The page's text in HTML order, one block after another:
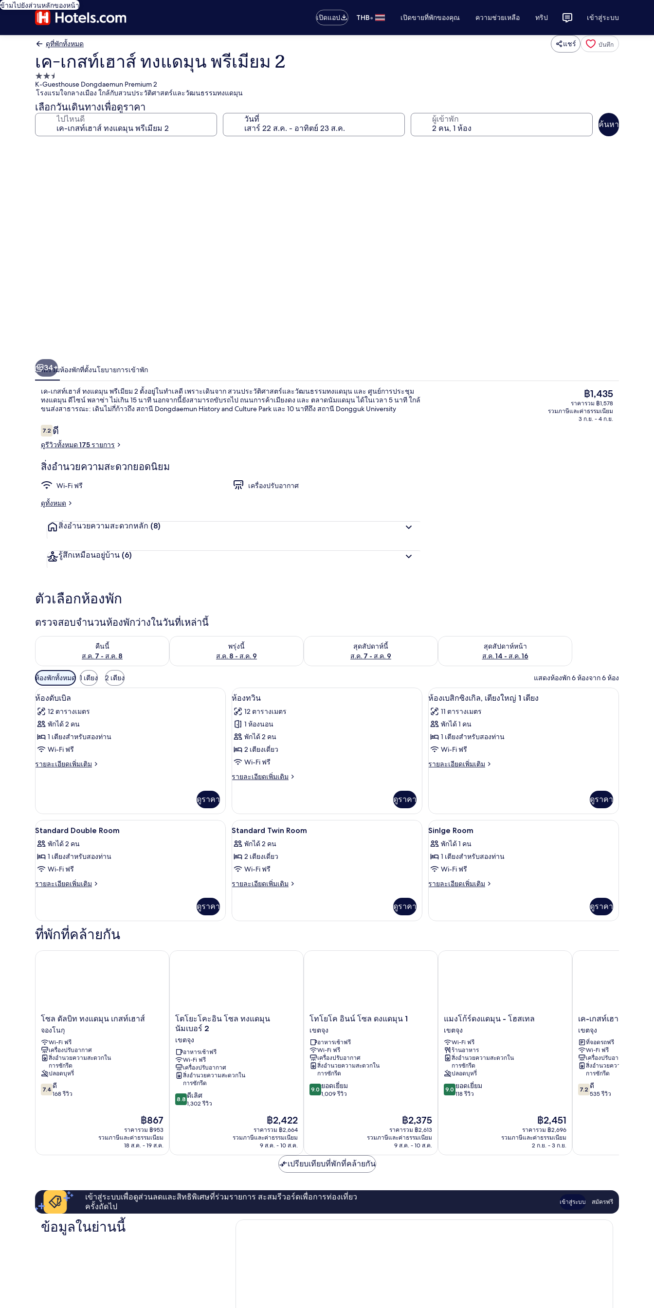
ข้ามไปยังส่วนหลักของหน้า
เปิดแอป
THB• เปิดขายที่พักของคุณ ความช่วยเหลือ ทริป เข้าสู่ระบบ
ดูที่พักทั้งหมด แชร์ บันทึก
เค-เกสท์เฮาส์ ทงแดมุน พรีเมียม 2
ที่พัก
2.5
ดาว
K-Guesthouse Dongdaemun Premium 2
โรงแรมใจกลางเมือง ใกล้กับสวนประวัติศาสตร์และวัฒนธรรมทงแดมุน
เลือกวันเดินทางเพื่อดูราคา
ไปไหนดี วันที่ ผู้เข้าพัก
ค้นหา
34+
ภาพรวมห้องพักที่ตั้งนโยบายการเข้าพัก
เค-เกสท์เฮาส์ ทงแดมุน พรีเมียม 2 ตั้งอยู่ในทำเลดี เพราะเดินจาก สวนประวัติศาสตร์และวัฒนธรรมทงแดมุน และ ศูนย์การประชุม
ทงแดมุน ดีไซน์ พลาซ่า ไม่เกิน 15 นาที นอกจากนี้ยังสามารถขับรถไป ถนนการค้าเมียงดง และ ตลาดนัมแดมุน ได้ในเวลา 5 นาที ใกล้
ขนส่งสาธารณะ: เดินไม่กี่ก้าวถึง สถานี Dongdaemun History and Culture Park และ 10 นาทีถึง สถานี Dongguk University
รีวิว
7.27.2 จาก 10
ดี
ดูรีวิวทั้งหมด 175 รายการ
สิ่งอำนวยความสะดวกยอดนิยม
Wi-Fi ฟรี
เครื่องปรับอากาศ
ดูทั้งหมด
สิ่งอำนวยความสะดวกหลัก (8)
รู้สึกเหมือนอยู่บ้าน (6)
ราคา
ปัจจุบัน
฿1,435
฿1,435
ราคารวม ฿1,578
รวมภาษีและค่าธรรมเนียม
3 ก.ย. - 4 ก.ย.
ตัวเลือกห้องพัก
ตรวจสอบจำนวนห้องพักว่างในวันที่เหล่านี้
คืนนี้
ส.ค. 7 - ส.ค. 8
ตรวจสอบจำนวนห้องพักว่างในคืนนี้ ส.ค. 7 - ส.ค. 8
พรุ่งนี้
ส.ค. 8 - ส.ค. 9
ตรวจสอบจำนวนห้องพักว่างในพรุ่งนี้ ส.ค. 8 - ส.ค. 9
สุดสัปดาห์นี้
ส.ค. 7 - ส.ค. 9
ตรวจสอบจำนวนห้องพักว่างในสุดสัปดาห์นี้ ส.ค. 7 - ส.ค. 9สุดสัปดาห์หน้า
ส.ค. 14 - ส.ค. 16
ตรวจสอบจำนวนห้องพักว่างในสุดสัปดาห์หน้า ส.ค. 14 - ส.ค. 16
ตัว
กรอง
ที่
มี
ให้
สำหรับ
ห้อง
พัก
ห้องพักทั้งหมด 1 เตียง 2 เตียง แสดงห้องพัก 6 ห้องจาก 6 ห้อง
เปิด
ภาพถ่าย
ทั้งหมด
ของ
ห้อง
ดับเบิล
ห้องดับเบิล | ผ้าม่านกันแสง, ห้องเก็บเสียง, เตารีด/โต๊ะรีดผ้า, Wi-Fi ฟรี
8
ห้องดับเบิล
12 ตารางเมตร
พักได้ 2 คน
1 เตียงสำหรับสองท่าน
Wi-Fi ฟรี
รายละเอียดเพิ่มเติม
ราย
กับ
ห้อง
ดับเบิล
ดูราคา
เปิด
ภาพถ่าย
ทั้งหมด
ของ
ห้อง
ทวิน
ห้องทวิน | ผ้าม่านกันแสง, ห้องเก็บเสียง, เตารีด/โต๊ะรีดผ้า, Wi-Fi ฟรี
6
ห้องทวิน
12 ตารางเมตร
1 ห้องนอน
พักได้ 2 คน
2 เตียงเดี่ยว
Wi-Fi ฟรี
รายละเอียดเพิ่มเติม
ราย
เกี่ยว
กับ
ห้อง
น
ดูราคา
เปิด
ภาพถ่าย
ทั้งหมด
ของ
ห้อง
เบสิ
เตียง
ใหญ่
1
เตียง
ห้องเบสิกซิงเกิล, เตียงใหญ่ 1 เตียง | ผ้าม่านกั
3
ห้องเบสิกซิงเกิล, เตียงใหญ่ 1 เตียง
11 ตารางเมตร
พักได้ 1 คน
1 เตียงสำหรับสองท่าน
Wi-Fi ฟรี
รายละเอียดเพิ่มเติม
ราย
กับ
ห้อง
เบสิ
ก
ซิงเกิล,
ใหญ่
ดูราคา
เปิด
ภาพถ่าย
ทั้งหมด
ของ
Standard
ผ้าม่านกันแสง, ห้องเก็บเสียง, เตารีด/โต๊ะรีดผ้า, Wi-Fi ฟรี
10
Standard Double Room
พักได้ 2 คน
1 เตียงสำหรับสองท่าน
Wi-Fi ฟรี
รายละเอียดเพิ่มเติม
ราย
เกี่ยว
กับ
Standard
Room
ดูราคา
เปิด
ภาพถ่าย
ทั้งหมด
ของ
Standard
ผ้าม่านกันแสง, ห้องเก็บเสียง, เตารีด/โต๊ะรีดผ้า, Wi-Fi ฟรี
15
Standard Twin Room
พักได้ 2 คน
2 เตียงเดี่ยว
Wi-Fi ฟรี
รายละเอียดเพิ่มเติม
ราย
เกี่ยว
Room
ดูราคา
เปิด
ภาพถ่าย
ทั้งหมด
ของ
Sinlge
ผ้าม่านกันแสง, ห้องเก็บเสียง, เตารีด/โต๊ะรีดผ้า
3
Sinlge Room
พักได้ 1 คน
1 เตียงสำหรับสองท่าน
Wi-Fi ฟรี
รายละเอียดเพิ่มเติม
ราย
เกี่ยว
ดูราคา
ที่พักที่คล้ายกัน
โซล
บิท
ทง
แด
มุน
เกส
ท์
เฮา
ส์
โซล ดัลบิท ทงแดมุน เกสท์เฮาส์
จองโนกุ
Wi-Fi ฟรี
เครื่องปรับอากาศ
สิ่งอำนวยความสะดวกใน
การซักรีด
ปลอดบุหรี่
7.4
จาก
7.4 ดี
168 รีวิว
ราคา
ปัจจุบัน
คือ
฿867
฿867
ราคารวม ฿953
รวมภาษีและค่าธรรมเนียม
18 ส.ค. - 19 ส.ค.
โซล ดัลบิท ทงแดมุน เกสท์เฮาส์
โต
โยะ
อิน
โซล
ทง
แด
มุน
นัมเบอร์
2
เขต
โตโยะโคะอิน โซล ทงแดมุน
นัมเบอร์ 2
เขตจุง
อาหารเช้าฟรี
Wi-Fi ฟรี
เครื่องปรับอากาศ
สิ่งอำนวยความสะดวกใน
การซักรีด
8.8
จาก
8.8 ดีเลิศ
1,302 รีวิว
ราคา
ปัจจุบัน
คือ
฿2,422
฿2,422
ราคารวม ฿2,664
รวมภาษีและค่าธรรมเนียม
9 ส.ค. - 10 ส.ค.
โตโยะโคะอิน โซล ทงแดมุน นัมเบอร์ 2
โท
อินน์
โซล
ดง
แด
มุน
เขต
จุง
โทโยโค อินน์ โซล ดงแดมุน 1
เขตจุง
อาหารเช้าฟรี
Wi-Fi ฟรี
เครื่องปรับอากาศ
สิ่งอำนวยความสะดวกใน
การซักรีด
9.0
จาก
9.0 ยอดเยี่ยม
1,009 รีวิว
ราคา
ปัจจุบัน
คือ
฿2,375
฿2,375
ราคารวม ฿2,613
รวมภาษีและค่าธรรมเนียม
9 ส.ค. - 10 ส.ค.
โทโยโค อินน์ โซล ดงแดมุน 1
แมง
ร์
ดง
แด
มุน
-
โฮ
สเทล
เขต
แมงโก้ร์ดงแดมุน - โฮสเทล
เขตจุง
Wi-Fi ฟรี
ร้านอาหาร
สิ่งอำนวยความสะดวกใน
การซักรีด
ปลอดบุหรี่
9.0
จาก
9.0 ยอดเยี่ยม
118 รีวิว
ราคา
ปัจจุบัน
คือ
฿2,451
฿2,451
ราคารวม ฿2,696
รวมภาษีและค่าธรรมเนียม
2 ก.ย. - 3 ก.ย.
แมงโก้ร์ดงแดมุน - โฮสเทล
เค-
ท์
เฮา
ส์
ทง
แด
พรีเมียม
เขต
เค-เกสท์เฮาส์ ทงแดมุ
เขตจุง
ที่จอดรถฟรี
Wi-Fi ฟรี
เครื่องปรับอากาศ
สิ่งอำนวยความสะดวกใน
การซักรีด
7.2
จาก
7.2 ดี
535 รีวิว
เค-เกสท์เฮาส์ ทงแดมุน
เปรียบเทียบที่พักที่คล้ายกัน
เข้าสู่ระบบเพื่อดูส่วนลดและสิทธิพิเศษที่ร่วมรายการ สะสมรีวอร์ดเพื่อการท่องเที่ยว
ครั้งถัดไป
เข้าสู่ระบบ สมัครฟรี
ข้อมูลในย่านนี้